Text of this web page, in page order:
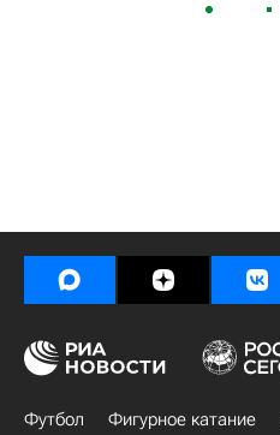
Футбол Фигурное катание